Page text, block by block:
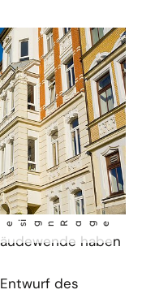
ignRage
haben
des